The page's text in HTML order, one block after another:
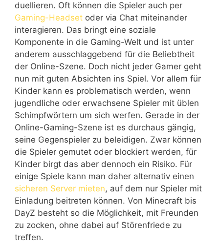
duellieren. Oft können die Spieler auch per
Gaming-Headset oder via Chat miteinander
interagieren. Das bringt eine soziale
Komponente in die Gaming-Welt und ist unter
anderem ausschlaggebend für die Beliebtheit
der Online-Szene. Doch nicht jeder Gamer geht
nun mit guten Absichten ins Spiel. Vor allem für
Kinder kann es problematisch werden, wenn
jugendliche oder erwachsene Spieler mit üblen
Schimpfwörtern um sich werfen. Gerade in der
Online-Gaming-Szene ist es durchaus gängig,
seine Gegenspieler zu beleidigen. Zwar können
die Spieler gemutet oder blockiert werden, für
Kinder birgt das aber dennoch ein Risiko. Für
einige Spiele kann man daher alternativ einen
sicheren Server mieten, auf dem nur Spieler mit
Einladung beitreten können. Von Minecraft bis
DayZ besteht so die Möglichkeit, mit Freunden
zu zocken, ohne dabei auf Störenfriede zu
treffen.